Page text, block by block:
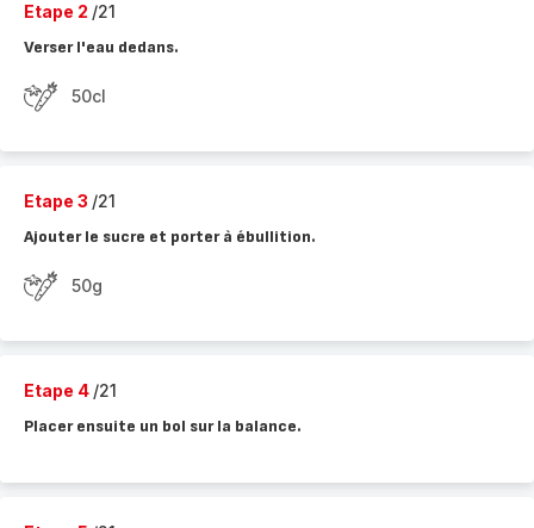
Etape 2 /21
Verser l'eau dedans.
50cl
Etape 3 /21
Ajouter le sucre et porter à ébullition.
50g
Etape 4 /21
Placer ensuite un bol sur la balance.